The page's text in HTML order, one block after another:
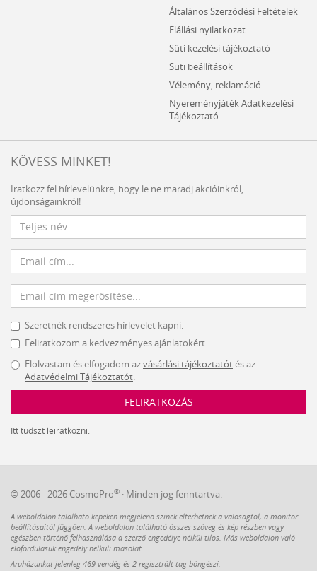
Általános Szerződési Feltételek
Elállási nyilatkozat
Süti kezelési tájékoztató
Süti beállítások
Vélemény, reklamáció
Nyereményjáték Adatkezelési
Tájékoztató
KÖVESS MINKET!
Iratkozz fel hírlevelünkre, hogy le ne maradj akcióinkról,
újdonságainkról!
Szeretnék rendszeres hírlevelet kapni.
Feliratkozom a kedvezményes ajánlatokért.
Elolvastam és elfogadom azvásárlási tájékoztatótés az
Adatvédelmi Tájékoztatót.
FELIRATKOZÁS
Itt tudszt leiratkozni.
© 2006 - 2026 CosmoPro® · Minden jog fenntartva.
A weboldalon található képeken megjelenő színek eltérhetnek a valóságtól, a monitor
beállításaitól függően. A weboldalon található összes szöveg és kép részben vagy
egészben történő felhasználása a szerző engedélye nélkül tilos. Más weboldalon való
előfordulásuk engedély nélküli másolat.
Áruházunkat jelenleg 469 vendég és 2 regisztrált tag böngészi.